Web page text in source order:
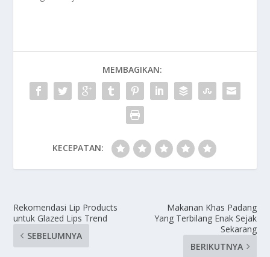
MEMBAGIKAN:
KECEPATAN:
Rekomendasi Lip Products
untuk Glazed Lips Trend
SEBELUMNYA
Makanan Khas Padang
Yang Terbilang Enak Sejak
Sekarang
BERIKUTNYA